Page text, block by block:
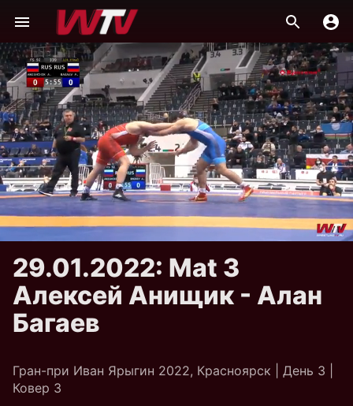
29.01.2022: Mat 3
Алексей Анищик - Алан
Багаев
Гран-при Иван Ярыгин 2022, Красноярск | День 3 |
Ковер 3